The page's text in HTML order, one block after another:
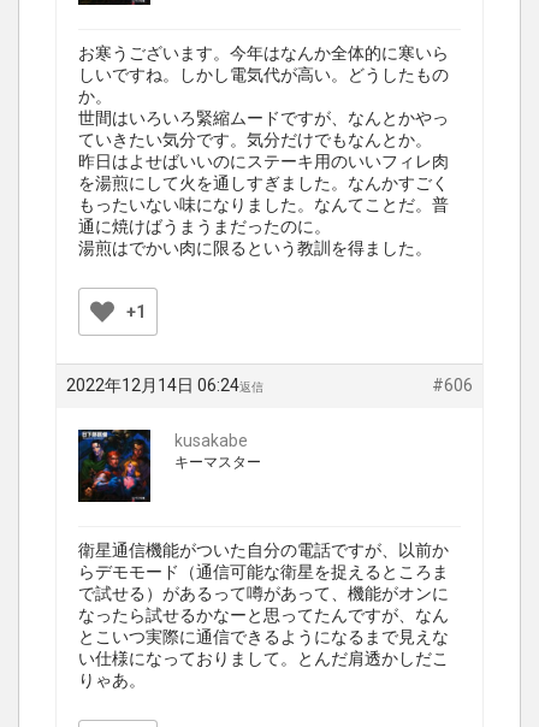
お寒うございます。今年はなんか全体的に寒いら
しいですね。しかし電気代が高い。どうしたもの
か。
世間はいろいろ緊縮ムードですが、なんとかやっ
ていきたい気分です。気分だけでもなんとか。
昨日はよせばいいのにステーキ用のいいフィレ肉
を湯煎にして火を通しすぎました。なんかすごく
もったいない味になりました。なんてことだ。普
通に焼けばうまうまだったのに。
湯煎はでかい肉に限るという教訓を得ました。
+1
2022年12月14日 06:24 #606
返信
kusakabe
キーマスター
衛星通信機能がついた自分の電話ですが、以前か
らデモモード（通信可能な衛星を捉えるところま
で試せる）があるって噂があって、機能がオンに
なったら試せるかなーと思ってたんですが、なん
とこいつ実際に通信できるようになるまで見えな
い仕様になっておりまして。とんだ肩透かしだこ
りゃあ。